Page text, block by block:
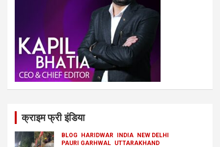
क्राइम फ्री इंडिया
BLOG HARIDWAR INDIA NEW DELHI
PAURI GARHWAL UTTARAKHAND